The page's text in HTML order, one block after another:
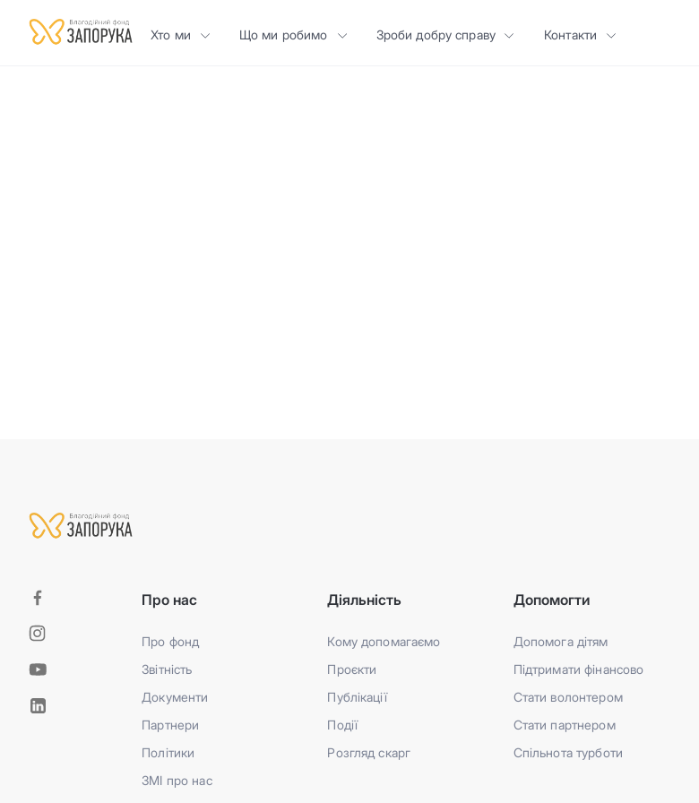
Хто ми Що ми робимо Зроби добру справу Контакти
Про нас
Про фонд
Звітність
Документи
Партнери
Політики
ЗМІ про нас
Діяльність
Кому допомагаємо
Проєкти
Публікації
Події
Розгляд скарг
Допомогти
Допомога дітям
Підтримати фінансово
Стати волонтером
Стати партнером
Спільнота турботи